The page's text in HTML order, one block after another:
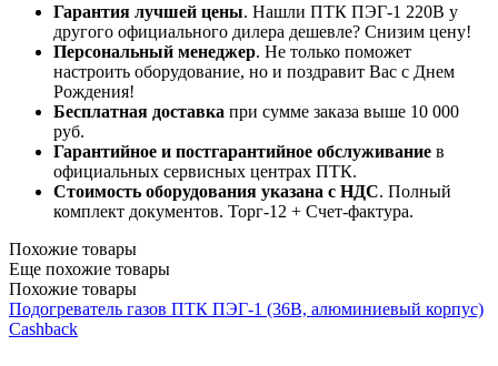
Гарантия лучшей цены. Нашли ПТК ПЭГ-1 220В у
другого официального дилера дешевле? Снизим цену!
Персональный менеджер. Не только поможет
настроить оборудование, но и поздравит Вас с Днем
Рождения!
Бесплатная доставка при сумме заказа выше 10 000
руб.
Гарантийное и постгарантийное обслуживание в
официальных сервисных центрах ПТК.
Стоимость оборудования указана с НДС. Полный
комплект документов. Торг-12 + Счет-фактура.​
Похожие товары
Еще похожие товары
Похожие товары
Подогреватель газов ПТК ПЭГ-1 (36В, алюминиевый корпус)
Cashback